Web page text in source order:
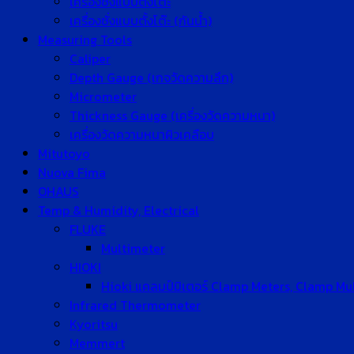
เครื่องชั่งแบบตั้งโต๊ะ (กันน้ำ)
Measuring Tools
Caliper
Depth Gauge (เกจวัดความลึก)
Micrometer
Thickness Gauge (เครื่องวัดความหนา)
เครื่องวัดความหนาผิวเคลือบ
Mitutoyo
Nuova Fima
OHAUS
Temp & Humidity, Electrical
FLUKE
Multimeter
HIOKI
Hioki แคลมป์มิเตอร์ Clamp Meters, Clamp
Infrared Thermometer
Kyoritsu
Memmert